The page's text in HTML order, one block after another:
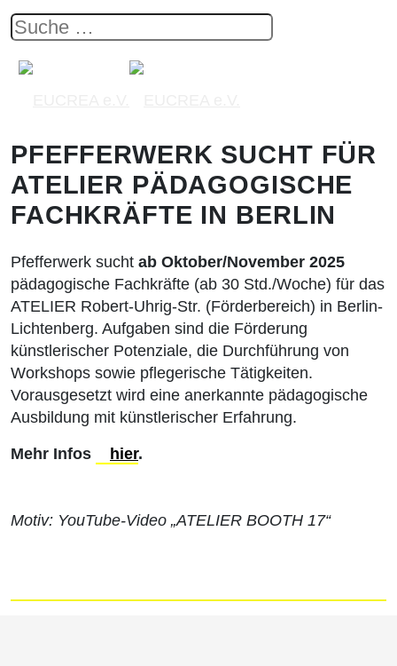
PFEFFERWERK SUCHT FÜR
ATELIER PÄDAGOGISCHE
FACHKRÄFTE IN BERLIN
Pfefferwerk sucht ab Oktober/November 2025
pädagogische Fachkräfte (ab 30 Std./Woche) für das
ATELIER Robert-Uhrig-Str. (Förderbereich) in Berlin-
Lichtenberg. Aufgaben sind die Förderung
künstlerischer Potenziale, die Durchführung von
Workshops sowie pflegerische Tätigkeiten.
Vorausgesetzt wird eine anerkannte pädagogische
Ausbildung mit künstlerischer Erfahrung.
Mehr Infos hier.
Motiv: YouTube‑Video „ATELIER BOOTH 17“